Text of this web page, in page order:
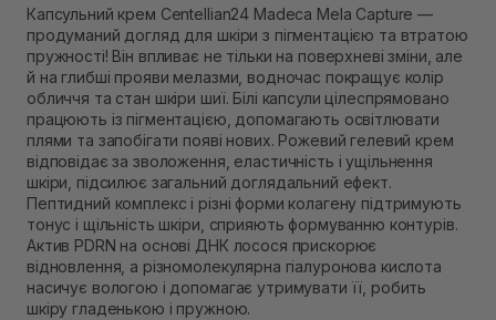
Немає в наявності!
Самовивіз м. Рівне, вул. Кулика і Гудачека 23 (ТЦ
Екватор)
Немає в наявності!
Капсульний крем Centellian24 Madeca Mela Capture —
продуманий догляд для шкіри з пігментацією та втратою
пружності! Він впливає не тільки на поверхневі зміни, але
й на глибші прояви мелазми, водночас покращує колір
обличчя та стан шкіри шиї. Білі капсули цілеспрямовано
працюють із пігментацією, допомагають освітлювати
плями та запобігати появі нових. Рожевий гелевий крем
відповідає за зволоження, еластичність і ущільнення
шкіри, підсилює загальний доглядальний ефект.
Пептидний комплекс і різні форми колагену підтримують
тонус і щільність шкіри, сприяють формуванню контурів.
Актив PDRN на основі ДНК лосося прискорює
відновлення, а різномолекулярна гіалуронова кислота
насичує вологою і допомагає утримувати її, робить
шкіру гладенькою і пружною.